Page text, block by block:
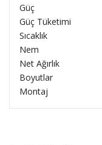
Güç
Güç Tüketimi
Sıcaklık
Nem
Net Ağırlık
Boyutlar
Montaj